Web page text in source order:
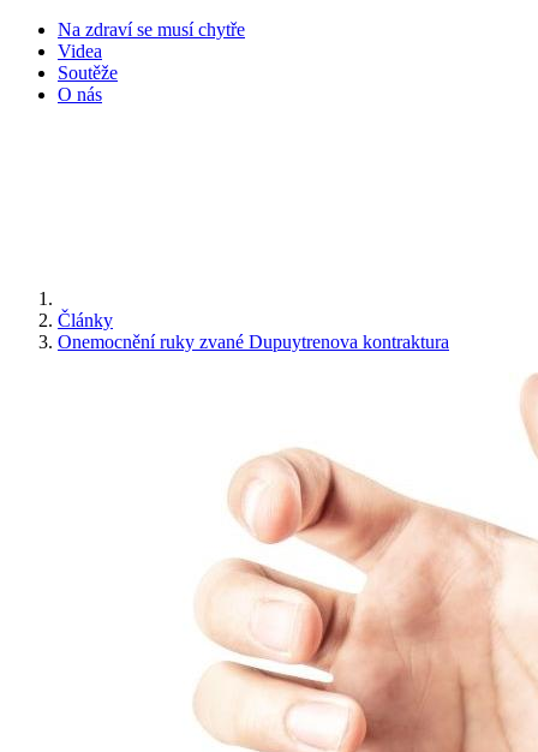
Na zdraví se musí chytře
Videa
Soutěže
O nás
Články
Onemocnění ruky zvané Dupuytrenova kontraktura